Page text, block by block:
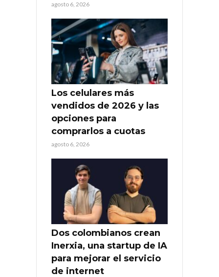
agosto 6, 2026
Los celulares más
vendidos de 2026 y las
opciones para
comprarlos a cuotas
agosto 6, 2026
Dos colombianos crean
Inerxia, una startup de IA
para mejorar el servicio
de internet